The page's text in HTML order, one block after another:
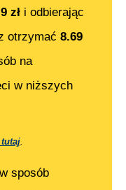
zł i odbierając
otrzymać 8.69
na
w niższych
.
sposób